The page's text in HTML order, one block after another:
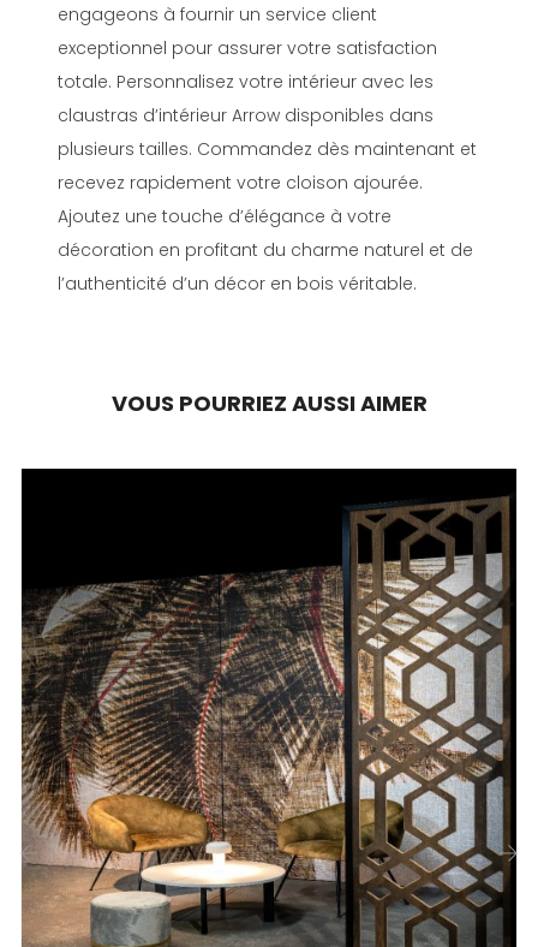
engageons à fournir un service client
exceptionnel pour assurer votre satisfaction
totale. Personnalisez votre intérieur avec les
claustras d’intérieur Arrow disponibles dans
plusieurs tailles. Commandez dès maintenant et
recevez rapidement votre cloison ajourée.
Ajoutez une touche d’élégance à votre
décoration en profitant du charme naturel et de
l’authenticité d’un décor en bois véritable.
VOUS POURRIEZ AUSSI AIMER